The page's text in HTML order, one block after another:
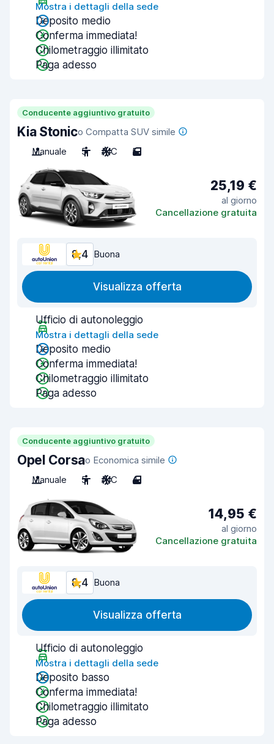
Mostra i dettagli della sede
Deposito medio
Conferma immediata!
Chilometraggio illimitato
Paga adesso
Conducente aggiuntivo gratuito
Kia Stonico Compatta SUV simile
Manuale
5 A/C 5
25,19 €
al giorno
Cancellazione gratuita
8,4 Buona
Visualizza offerta
Ufficio di autonoleggio
Mostra i dettagli della sede
Deposito medio
Conferma immediata!
Chilometraggio illimitato
Paga adesso
Conducente aggiuntivo gratuito
Opel Corsao Economica simile
Manuale
5 A/C 4
14,95 €
al giorno
Cancellazione gratuita
8,4 Buona
Visualizza offerta
Ufficio di autonoleggio
Mostra i dettagli della sede
Deposito basso
Conferma immediata!
Chilometraggio illimitato
Paga adesso